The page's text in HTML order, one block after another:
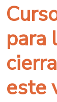
para
este